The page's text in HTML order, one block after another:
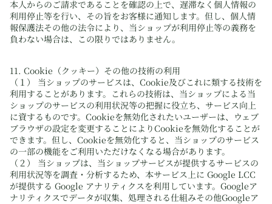
本人からのご請求であることを確認の上で、遅滞なく個人情報の
利用停止等を行い、その旨をお客様に通知します。但し、個人情
報保護法その他の法令により、当ショップが利用停止等の義務を
負わない場合は、この限りではありません。
11. Cookie（クッキー）その他の技術の利用
（１） 当ショップのサービスは、Cookie及びこれに類する技術を
利用することがあります。これらの技術は、当ショップによる当
ショップのサービスの利用状況等の把握に役立ち、サービス向上
に資するものです。Cookieを無効化されたいユーザーは、ウェブ
ブラウザの設定を変更することによりCookieを無効化することが
できます。但し、Cookieを無効化すると、当ショップのサービス
の一部の機能をご利用いただけなくなる場合があります。
（２） 当ショップは、当ショップサービスが提供するサービスの
利用状況等を調査・分析するため、本サービス上に Google LCC
が提供する Google アナリティクスを利用しています。Googleア
ナリティクスでデータが収集、処理される仕組みその他Googleア